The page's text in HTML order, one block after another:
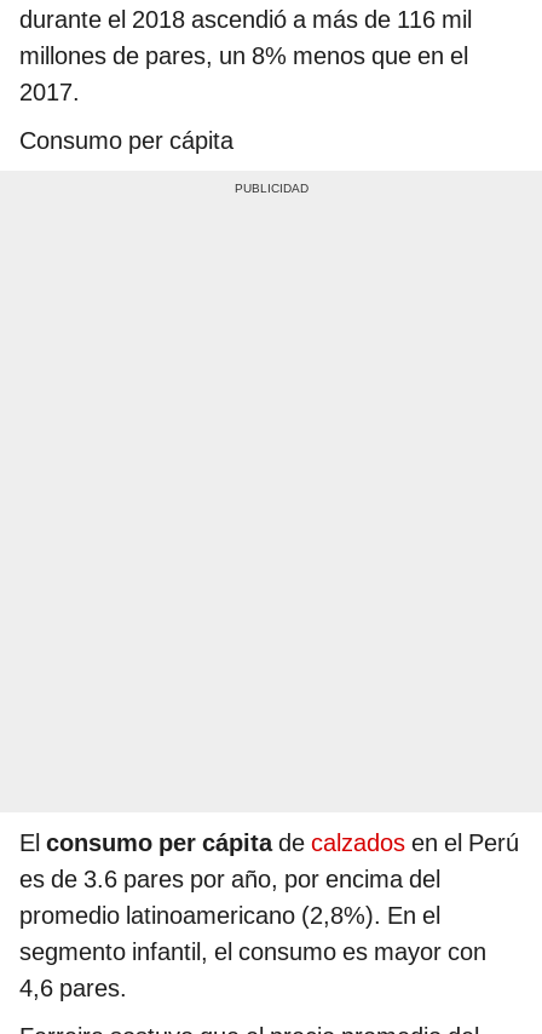
durante el 2018 ascendió a más de 116 mil
millones de pares, un 8% menos que en el
2017.
Consumo per cápita
El consumo per cápitade calzados en el Perú
es de 3.6 pares por año, por encima del
promedio latinoamericano (2,8%). En el
segmento infantil, el consumo es mayor con
4,6 pares.